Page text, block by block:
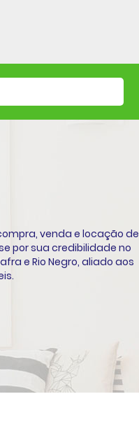
venda e locação de
por sua credibilidade no
e Rio Negro, aliado aos